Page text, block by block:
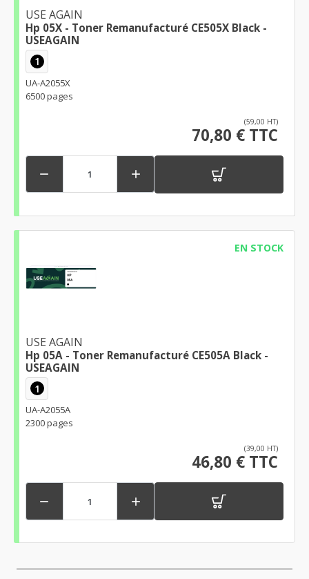
USE AGAIN
Hp 05X - Toner Remanufacturé CE505X Black -
USEAGAIN
1
UA-A2055X
6500 pages
(59,00 HT)
70,80 € TTC
 
EN STOCK
USE AGAIN
Hp 05A - Toner Remanufacturé CE505A Black -
USEAGAIN
1
UA-A2055A
2300 pages
(39,00 HT)
46,80 € TTC
 